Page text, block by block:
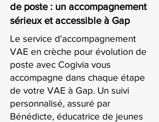
de poste : un accompagnement
sérieux et accessible à Gap
Le service d'accompagnement
VAE en crèche pour évolution de
poste avec Cogivia vous
accompagne dans chaque étape
de votre VAE à Gap. Un suivi
personnalisé, assuré par
Bénédicte, éducatrice de jeunes